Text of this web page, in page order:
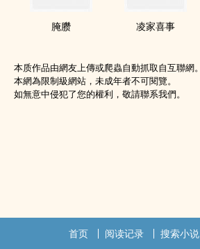
腌臜 凌家喜事
本质作品由網友上傳或爬蟲自動抓取自互聯網。
本網為限制級網站，未成年者不可閱覽。
如無意中侵犯了您的權利，敬請聯系我們。
首页 阅读记录 搜索小说